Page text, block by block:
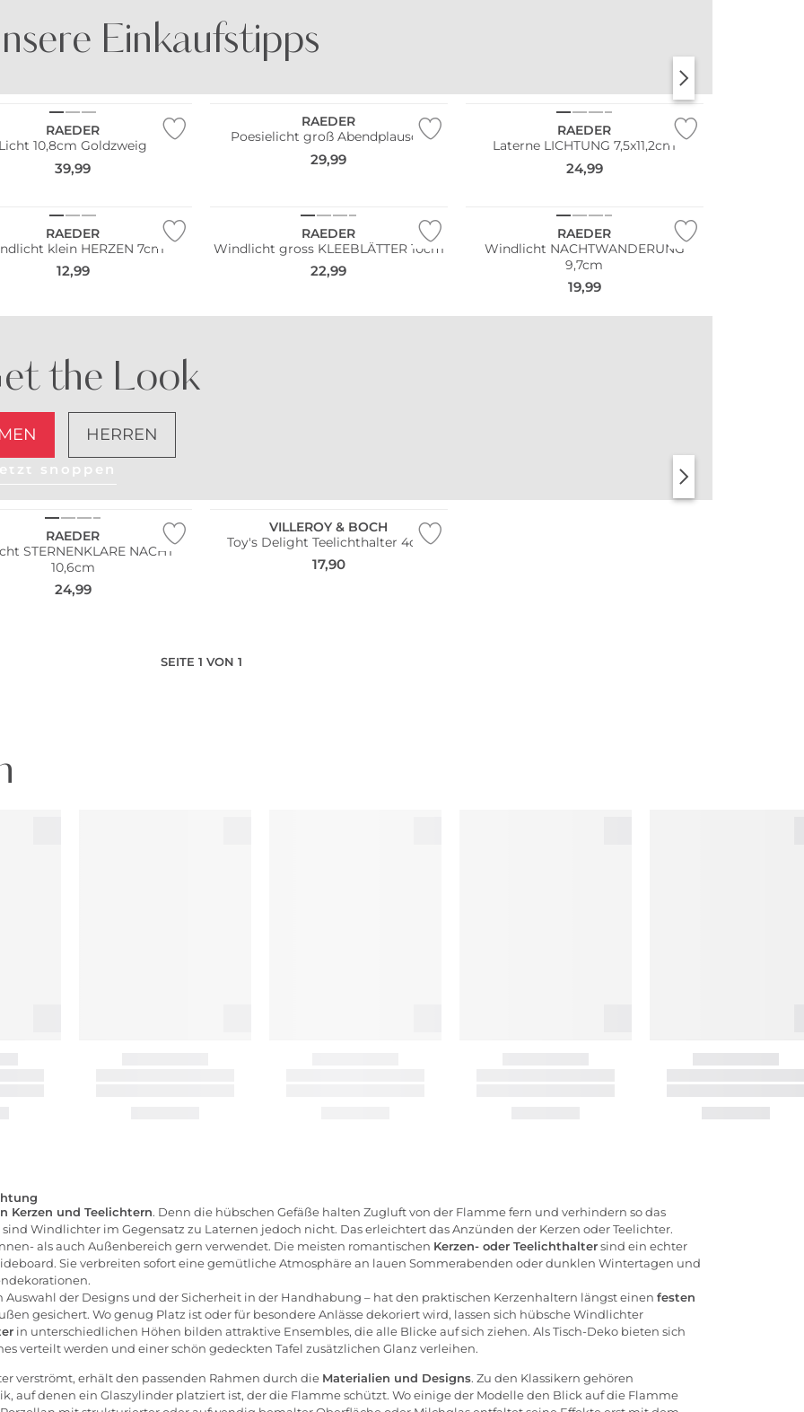
Einkaufstipps
BE FAMOUS DOCK AND BAY STANLEY KKNEKKI
RAEDER
Licht 10,8cm Goldzweig
39,99
RAEDER
Poesielicht groß Abendplausch
29,99
RAEDER
Laterne LICHTUNG 7,5x11,2cm
24,99
RAEDER
klein HERZEN 7cm
12,99
RAEDER
Windlicht gross KLEEBLÄTTER 10cm
22,99
RAEDER
Windlicht NACHTWANDERUNG
9,7cm
19,99
the Look
HERREN
shoppen
RAEDER
STERNENKLARE NACHT
10,6cm
24,99
VILLEROY & BOCH
Toy's Delight Teelichthalter 4cm
17,90
SEITE 1 VON 1
Kerzen und Teelichtern. Denn die hübschen Gefäße halten Zugluft von der Flamme fern und verhindern so das
Windlichter im Gegensatz zu Laternen jedoch nicht. Das erleichtert das Anzünden der Kerzen oder Teelichter.
als auch Außenbereich gern verwendet. Die meisten romantischen Kerzen- oder Teelichthaltersind ein echter
Sie verbreiten sofort eine gemütliche Atmosphäre an lauen Sommerabenden oder dunklen Wintertagen und
Auswahl der Designs und der Sicherheit in der Handhabung – hat den praktischen Kerzenhaltern längst einen festen
gesichert. Wo genug Platz ist oder für besondere Anlässe dekoriert wird, lassen sich hübsche Windlichter
in unterschiedlichen Höhen bilden attraktive Ensembles, die alle Blicke auf sich ziehen. Als Tisch-Deko bieten sich
verteilt werden und einer schön gedeckten Tafel zusätzlichen Glanz verleihen.
verströmt, erhält den passenden Rahmen durch die Materialien und Designs. Zu den Klassikern gehören
auf denen ein Glaszylinder platziert ist, der die Flamme schützt. Wo einige der Modelle den Blick auf die Flamme